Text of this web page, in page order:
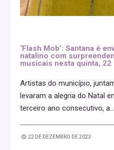
‘Flash Mob’: Santana é
natalino com
musicais nesta quinta, 22
Artistas do município,
levaram a alegria do Natal
terceiro ano consecutivo, a...
22 DE DEZEMBRO DE 2023